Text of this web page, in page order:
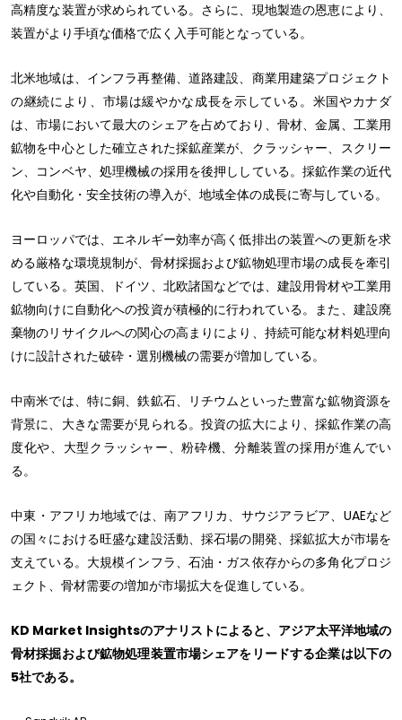
高精度な装置が求められている。さらに、現地製造の恩恵により、
装置がより手頃な価格で広く入手可能となっている。
北米地域は、インフラ再整備、道路建設、商業用建築プロジェクト
の継続により、市場は緩やかな成長を示している。米国やカナダ
は、市場において最大のシェアを占めており、骨材、金属、工業用
鉱物を中心とした確立された採鉱産業が、クラッシャー、スクリー
ン、コンベヤ、処理機械の採用を後押ししている。採鉱作業の近代
化や自動化・安全技術の導入が、地域全体の成長に寄与している。
ヨーロッパでは、エネルギー効率が高く低排出の装置への更新を求
める厳格な環境規制が、骨材採掘および鉱物処理市場の成長を牽引
している。英国、ドイツ、北欧諸国などでは、建設用骨材や工業用
鉱物向けに自動化への投資が積極的に行われている。また、建設廃
棄物のリサイクルへの関心の高まりにより、持続可能な材料処理向
けに設計された破砕・選別機械の需要が増加している。
中南米では、特に銅、鉄鉱石、リチウムといった豊富な鉱物資源を
背景に、大きな需要が見られる。投資の拡大により、採鉱作業の高
度化や、大型クラッシャー、粉砕機、分離装置の採用が進んでい
る。
中東・アフリカ地域では、南アフリカ、サウジアラビア、UAEなど
の国々における旺盛な建設活動、採石場の開発、採鉱拡大が市場を
支えている。大規模インフラ、石油・ガス依存からの多角化プロジ
ェクト、骨材需要の増加が市場拡大を促進している。
KD Market Insightsのアナリストによると、アジア太平洋地域の
骨材採掘および鉱物処理装置市場シェアをリードする企業は以下の
5社である。